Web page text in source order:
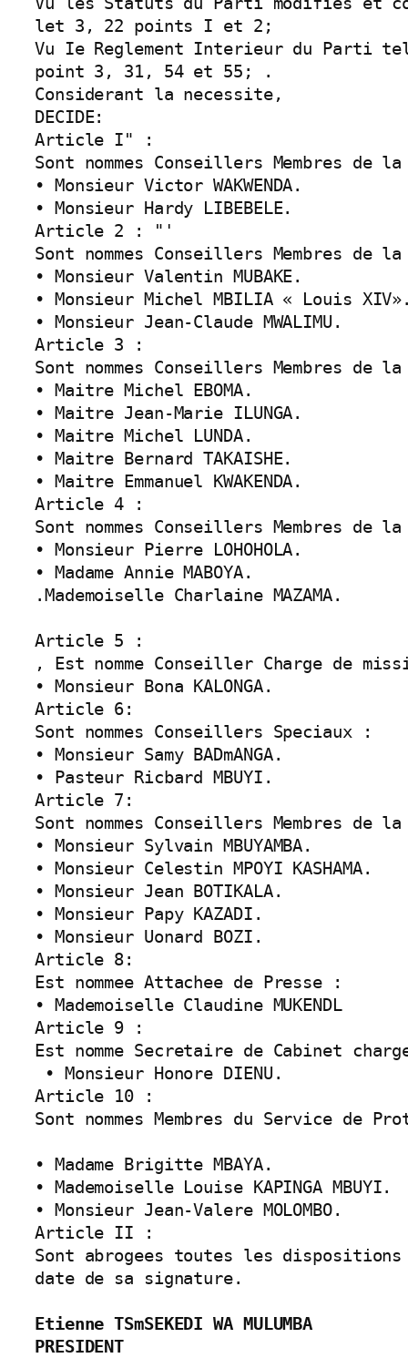
let 3, 22 points I et 2;
Vu Ie Reglement Interieur du Parti
point 3, 31, 54 et 55; .
Considerant la necessite,
DECIDE:
Article I" :
Sont nommes Conseillers Membres
• Monsieur Victor WAKWENDA.
• Monsieur Hardy LIBEBELE.
Article 2 : "'
Sont nommes Conseillers Membres
• Monsieur Valentin MUBAKE.
• Monsieur Michel MBILIA « Louis
• Monsieur Jean-Claude MWALIMU.
Article 3 :
Sont nommes Conseillers Membres
• Maitre Michel EBOMA.
• Maitre Jean-Marie ILUNGA.
• Maitre Michel LUNDA.
• Maitre Bernard TAKAISHE.
• Maitre Emmanuel KWAKENDA.
Article 4 :
Sont nommes Conseillers Membres
• Monsieur Pierre LOHOHOLA.
• Madame Annie MABOYA.
.Mademoiselle Charlaine MAZAMA.
Article 5 :
, Est nomme Conseiller Charge de
• Monsieur Bona KALONGA.
Article 6:
Sont nommes Conseillers Speciaux :
• Monsieur Samy BADmANGA.
• Pasteur Ricbard MBUYI.
Article 7:
Sont nommes Conseillers Membres
• Monsieur Sylvain MBUYAMBA.
• Monsieur Celestin MPOYI KASHAMA.
• Monsieur Jean BOTIKALA.
• Monsieur Papy KAZADI.
• Monsieur Uonard BOZI.
Article 8:
Est nommee Attachee de Presse :
• Mademoiselle Claudine MUKENDL
Article 9 :
Est nomme Secretaire de Cabinet
• Monsieur Honore DIENU.
Article 10 :
Sont nommes Membres du Service de
• Madame Brigitte MBAYA.
• Mademoiselle Louise KAPINGA MBUYI.
• Monsieur Jean-Valere MOLOMBO.
Article II :
Sont abrogees toutes les
date de sa signature.
Etienne TSmSEKEDI WA MULUMBA
PRESIDENT